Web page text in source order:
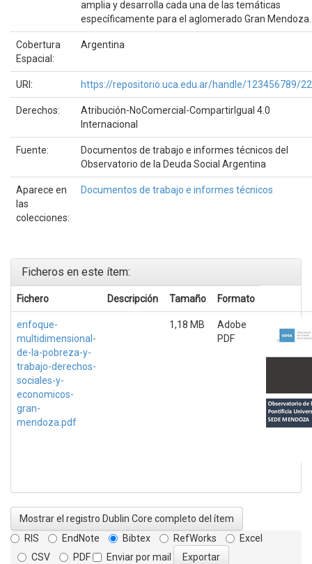
amplia y desarrolla cada una de las temáticas
específicamente para el aglomerado Gran Mendoza.
Cobertura
Espacial:
Argentina
URI: https://repositorio.uca.edu.ar/handle/123456789/
Derechos:
Atribución-NoComercial-CompartirIgual 4.0
Internacional
Fuente:
Documentos de trabajo e informes técnicos del
Observatorio de la Deuda Social Argentina
Aparece en
las
colecciones:
Documentos de trabajo e informes técnicos
Ficheros en este ítem:
Fichero Descripción Tamaño Formato
enfoque-
multidimensional-
de-la-pobreza-y-
trabajo-derechos-
sociales-y-
economicos-
gran-
mendoza.pdf
1,18 MB
Adobe
PDF
Mostrar el registro Dublin Core completo del ítem
RIS
EndNote Bibtex RefWorks
Excel
CSV
PDF Enviar por mail